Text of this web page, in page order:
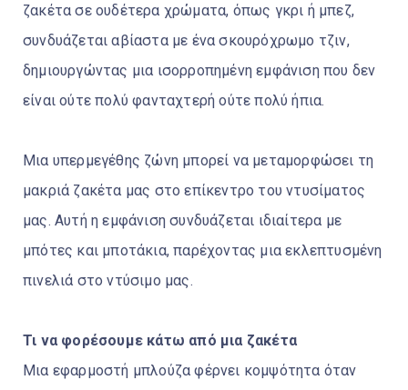
ζακέτα σε ουδέτερα χρώματα, όπως γκρι ή μπεζ,
συνδυάζεται αβίαστα με ένα σκουρόχρωμο τζιν,
δημιουργώντας μια ισορροπημένη εμφάνιση που δεν
είναι ούτε πολύ φανταχτερή ούτε πολύ ήπια.
Μια υπερμεγέθης ζώνη μπορεί να μεταμορφώσει τη
μακριά ζακέτα μας στο επίκεντρο του ντυσίματος
μας. Αυτή η εμφάνιση συνδυάζεται ιδιαίτερα με
μπότες και μποτάκια, παρέχοντας μια εκλεπτυσμένη
πινελιά στο ντύσιμο μας.
Τι να φορέσουμε κάτω από μια ζακέτα
Μια εφαρμοστή μπλούζα φέρνει κομψότητα όταν